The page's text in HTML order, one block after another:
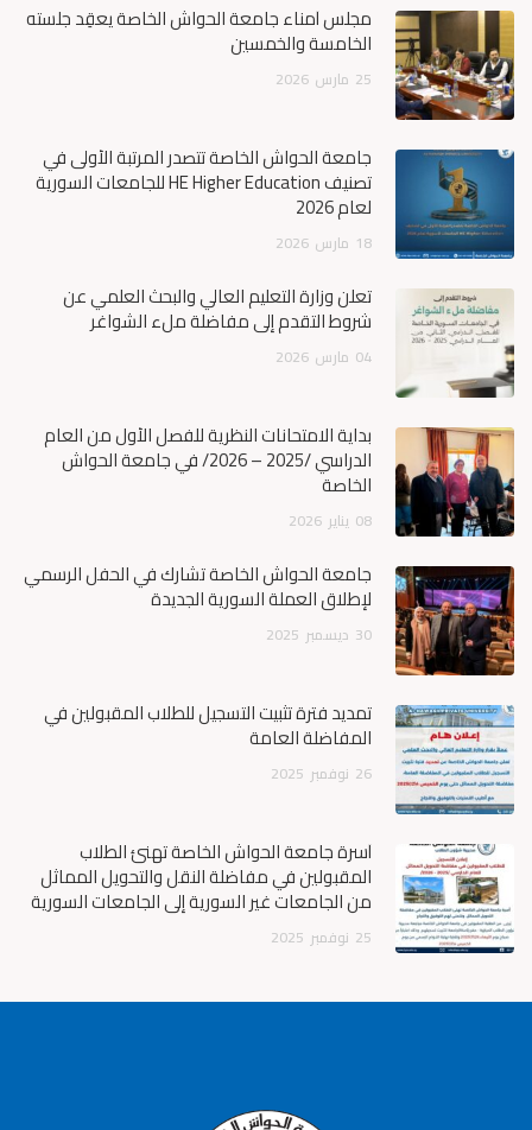
مجلس أمناء جامعة الحواش الخاصة يعقِد جلسته
الخامسة والخمسين
25 مارس 2026
جامعة الحواش الخاصة تتصدر المرتبة الأولى في
تصنيف HE Higher Education للجامعات السورية
لعام 2026
18 مارس 2026
تعلن وزارة التعليم العالي والبحث العلمي عن
شروط التقدم إلى مفاضلة ملء الشواغر
04 مارس 2026
بداية الامتحانات النظرية للفصل الأول من العام
الدراسي /2025 – 2026/ في جامعة الحواش
الخاصة
08 يناير 2026
جامعة الحواش الخاصة تشارك في الحفل الرسمي
لإطلاق العملة السورية الجديدة
30 ديسمبر 2025
تمديد فترة تثبيت التسجيل للطلاب المقبولين في
المفاضلة العامة
26 نوفمبر 2025
أسرة جامعة الحواش الخاصة تهنئ الطلاب
المقبولين في مفاضلة النقل والتحويل المماثل
من الجامعات غير السورية إلى الجامعات السورية
25 نوفمبر 2025